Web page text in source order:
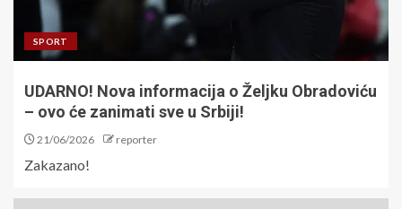
SPORT
UDARNO! Nova informacija o Željku Obradoviću
– ovo će zanimati sve u Srbiji!
21/06/2026 reporter
Zakazano!